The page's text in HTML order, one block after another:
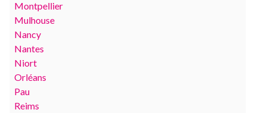
Montpellier
Mulhouse
Nancy
Nantes
Niort
Orléans
Pau
Reims